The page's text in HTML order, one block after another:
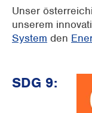
Unser
unserem
System den
SDG 9: